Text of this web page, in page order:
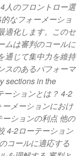
人のフロントロー選
なフォーメーショ
適化します。このセ
ムは審判のコールに
通じて集中力を維持
スのあるパフォーマ
sections in the
ーションとは？ 4-2
メーションにおけ
ションの利点 他の
4-2ローテーション
コールに適応する